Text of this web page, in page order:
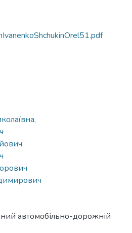
автомобільно-дорожній